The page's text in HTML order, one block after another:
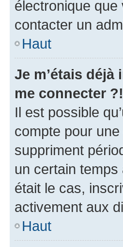
électronique
contacter un
Haut
Je m’étais
me connecter ?!
Il est possible
compte pour
suppriment
un certain
était le cas,
activement aux
Haut